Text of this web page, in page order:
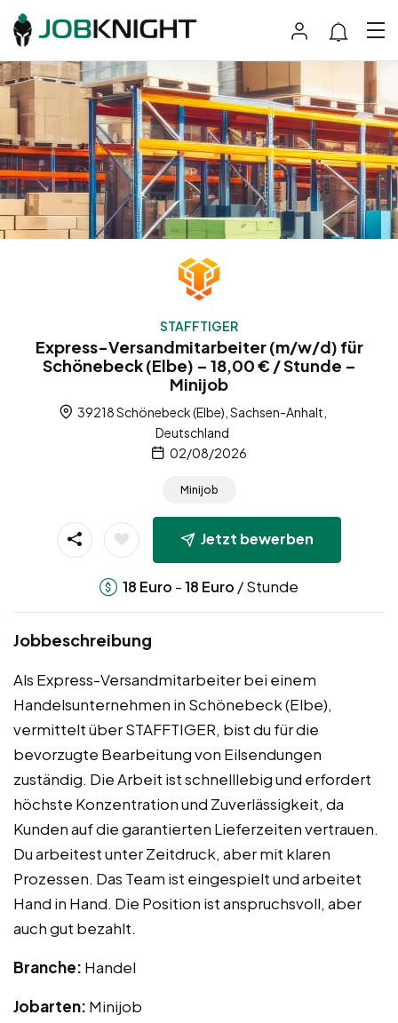
STAFFTIGER
Express-Versandmitarbeiter (m/w/d) für
Schönebeck (Elbe) – 18,00 € / Stunde –
Minijob
39218 Schönebeck (Elbe), Sachsen-Anhalt,
Deutschland
02/08/2026
Minijob
Jetzt bewerben
18 Euro -18 Euro / Stunde
Jobbeschreibung
Als Express-Versandmitarbeiter bei einem
Handelsunternehmen in Schönebeck (Elbe),
vermittelt über STAFFTIGER, bist du für die
bevorzugte Bearbeitung von Eilsendungen
zuständig. Die Arbeit ist schnelllebig und erfordert
höchste Konzentration und Zuverlässigkeit, da
Kunden auf die garantierten Lieferzeiten vertrauen.
Du arbeitest unter Zeitdruck, aber mit klaren
Prozessen. Das Team ist eingespielt und arbeitet
Hand in Hand. Die Position ist anspruchsvoll, aber
auch gut bezahlt.
Branche: Handel
Jobarten: Minijob